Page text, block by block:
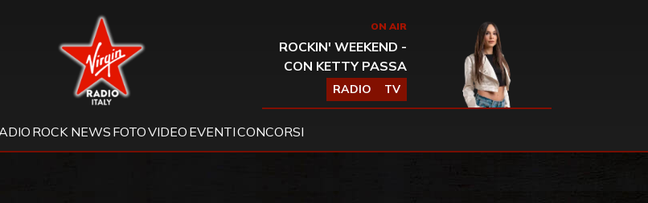
Virgin Radio ON AIR
ROCKIN' WEEKEND -
CON KETTY PASSA
RADIO TV
ROCK NEWS FOTOVIDEO EVENTICONCORSI